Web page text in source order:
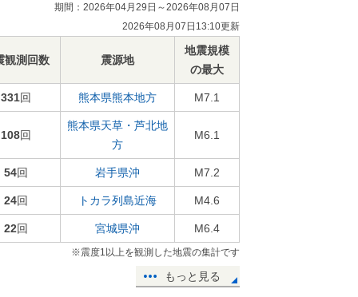
期間：2026年04月29日～2026年08月07日
2026年08月07日13:10更新
観測回数 震源地
地震規模
の最大
331回 熊本県熊本地方 M7.1
108回
熊本県天草・芦北地
方
M6.1
54回 岩手県沖 M7.2
24回 トカラ列島近海 M4.6
22回 宮城県沖 M6.4
※震度1以上を観測した地震の集計です
もっと見る